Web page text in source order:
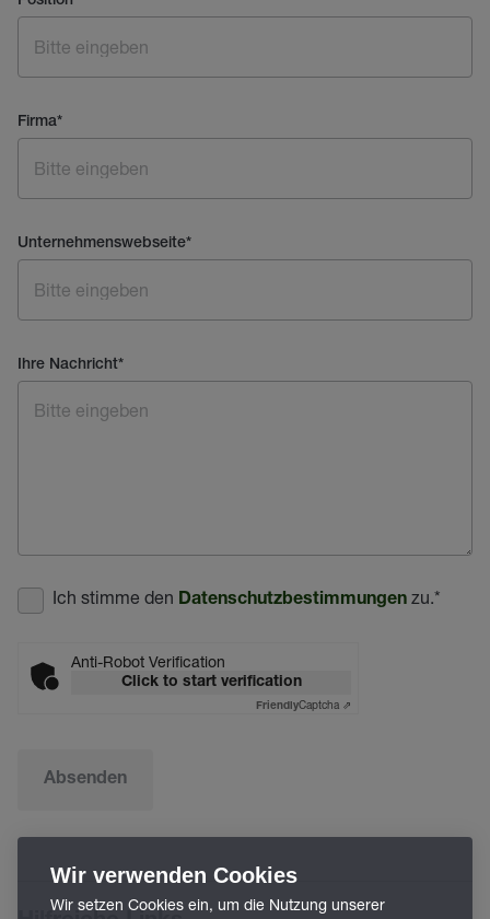
Firma*
Unternehmenswebseite*
Ihre Nachricht*
Ich stimme den Datenschutzbestimmungen zu.*
Anti-Robot Verification
Click to start verification
FriendlyCaptcha ⇗
Absenden
Wir verwenden Cookies
Wir setzen Cookies ein, um die Nutzung unserer